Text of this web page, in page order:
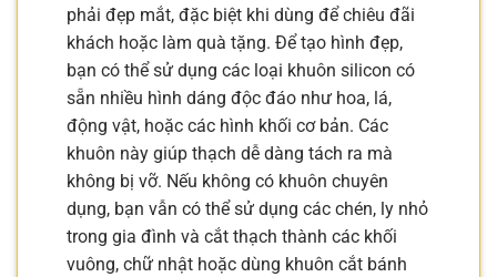
phải đẹp mắt, đặc biệt khi dùng để chiêu đãi
khách hoặc làm quà tặng. Để tạo hình đẹp,
bạn có thể sử dụng các loại khuôn silicon có
sẵn nhiều hình dáng độc đáo như hoa, lá,
động vật, hoặc các hình khối cơ bản. Các
khuôn này giúp thạch dễ dàng tách ra mà
không bị vỡ. Nếu không có khuôn chuyên
dụng, bạn vẫn có thể sử dụng các chén, ly nhỏ
trong gia đình và cắt thạch thành các khối
vuông, chữ nhật hoặc dùng khuôn cắt bánh